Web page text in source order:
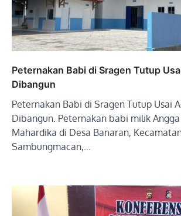
Peternakan Babi di Sragen Tutup
Dibangun
Peternakan Babi di Sragen Tutup Usai
Dibangun. Peternakan babi milik
Mahardika di Desa Banaran,
Sambungmacan,…